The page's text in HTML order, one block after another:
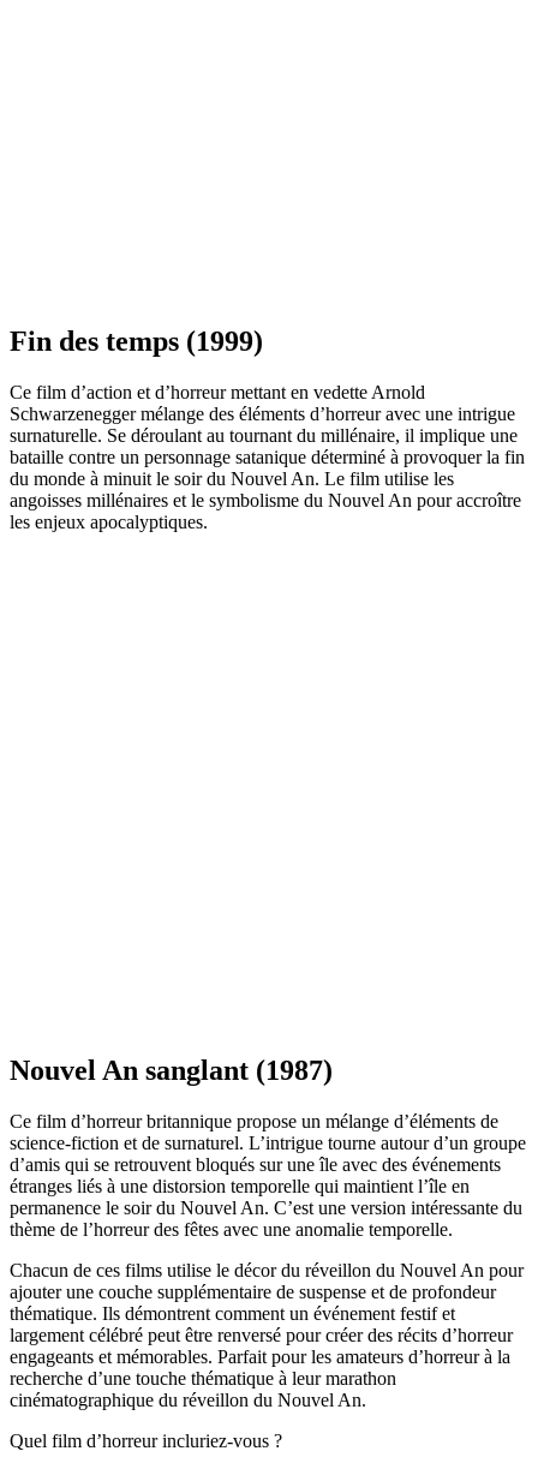
Fin des temps (1999)
Ce film d’action et d’horreur mettant en vedette Arnold
Schwarzenegger mélange des éléments d’horreur avec une intrigue
surnaturelle. Se déroulant au tournant du millénaire, il implique une
bataille contre un personnage satanique déterminé à provoquer la fin
du monde à minuit le soir du Nouvel An. Le film utilise les
angoisses millénaires et le symbolisme du Nouvel An pour accroître
les enjeux apocalyptiques.
Nouvel An sanglant (1987)
Ce film d’horreur britannique propose un mélange d’éléments de
science-fiction et de surnaturel. L’intrigue tourne autour d’un groupe
d’amis qui se retrouvent bloqués sur une île avec des événements
étranges liés à une distorsion temporelle qui maintient l’île en
permanence le soir du Nouvel An. C’est une version intéressante du
thème de l’horreur des fêtes avec une anomalie temporelle.
Chacun de ces films utilise le décor du réveillon du Nouvel An pour
ajouter une couche supplémentaire de suspense et de profondeur
thématique. Ils démontrent comment un événement festif et
largement célébré peut être renversé pour créer des récits d’horreur
engageants et mémorables. Parfait pour les amateurs d’horreur à la
recherche d’une touche thématique à leur marathon
cinématographique du réveillon du Nouvel An.
Quel film d’horreur incluriez-vous ?